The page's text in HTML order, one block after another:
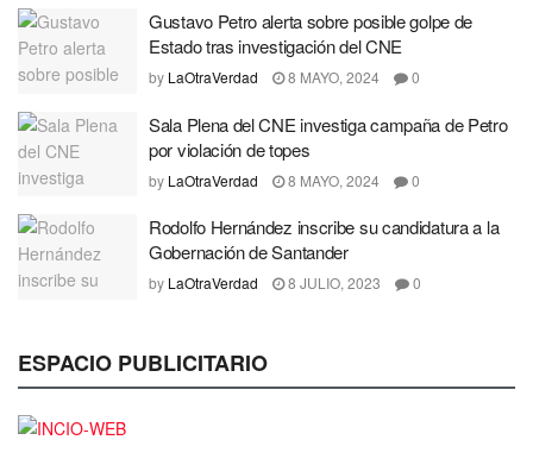
Gustavo Petro alerta sobre posible golpe de
Estado tras investigación del CNE
by LaOtraVerdad 8 MAYO, 2024 0
Sala Plena del CNE investiga campaña de Petro
por violación de topes
by LaOtraVerdad 8 MAYO, 2024 0
Rodolfo Hernández inscribe su candidatura a la
Gobernación de Santander
by LaOtraVerdad 8 JULIO, 2023 0
ESPACIO PUBLICITARIO